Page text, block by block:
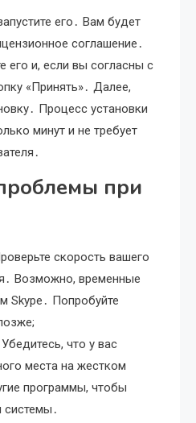
его․ Вам будет
соглашение․
его и, если вы согласны с
«Принять»․ Далее,
Процесс установки
минут и не требует
при
скорость вашего
Возможно, временные
Skype․ Попробуйте
Убедитесь, что у вас
места на жестком
программы, чтобы